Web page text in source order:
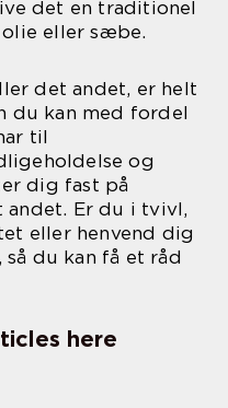
det en traditionel
eller sæbe.
det andet, er helt
du kan med fordel
til
og
dig fast på
andet. Er du i tvivl,
eller henvend dig
du kan få et råd
here